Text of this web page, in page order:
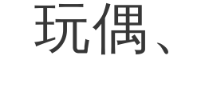
玩偶